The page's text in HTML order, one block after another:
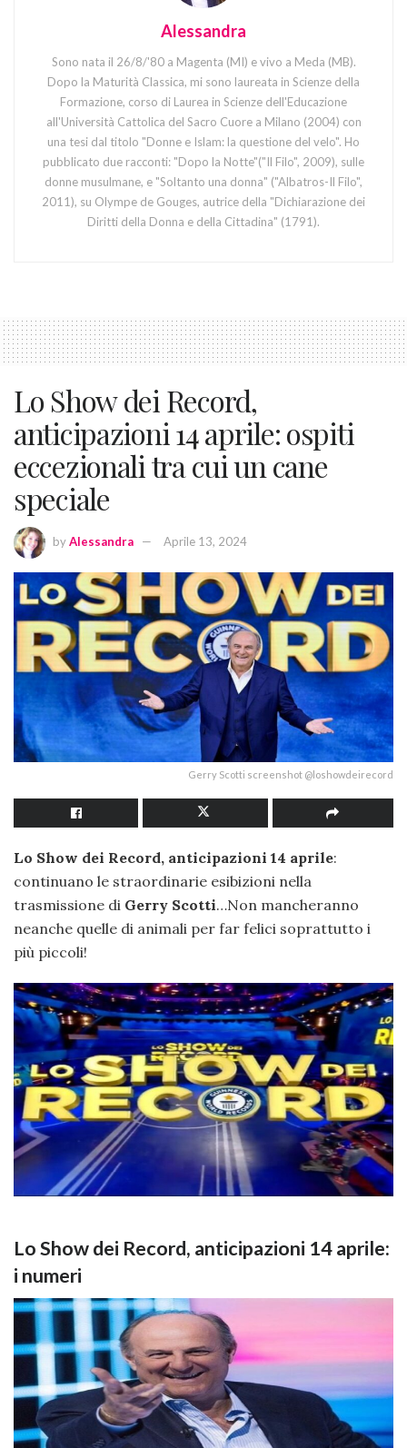
Alessandra
Sono nata il 26/8/'80 a Magenta (MI) e vivo a Meda (MB).
Dopo la Maturità Classica, mi sono laureata in Scienze della
Formazione, corso di Laurea in Scienze dell'Educazione
all'Università Cattolica del Sacro Cuore a Milano (2004) con
una tesi dal titolo "Donne e Islam: la questione del velo". Ho
pubblicato due racconti: "Dopo la Notte"("Il Filo", 2009), sulle
donne musulmane, e "Soltanto una donna" ("Albatros-Il Filo",
2011), su Olympe de Gouges, autrice della "Dichiarazione dei
Diritti della Donna e della Cittadina" (1791).
Lo Show dei Record,
anticipazioni 14 aprile: ospiti
eccezionali tra cui un cane
speciale
byAlessandra Aprile 13, 2024
Gerry Scotti screenshot @loshowdeirecord
Lo Show dei Record, anticipazioni 14 aprile:
continuano le straordinarie esibizioni nella
trasmissione di Gerry Scotti…Non mancheranno
neanche quelle di animali per far felici soprattutto i
più piccoli!
Lo Show dei Record, anticipazioni 14 aprile:
i numeri